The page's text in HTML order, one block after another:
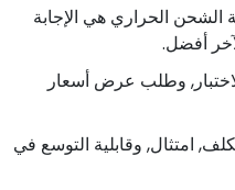
الشحن الحراري هي الإجابة
أفضل.
وطلب عرض أسعار
امتثال, وقابلية التوسع في